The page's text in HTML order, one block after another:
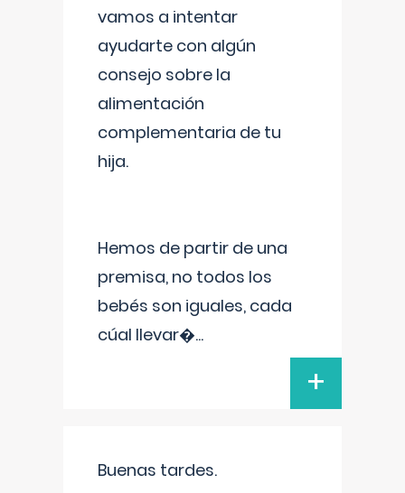
vamos a intentar
ayudarte con algún
consejo sobre la
alimentación
complementaria de tu
hija.
Hemos de partir de una
premisa, no todos los
bebés son iguales, cada
cúal llevar�...
+
Buenas tardes.